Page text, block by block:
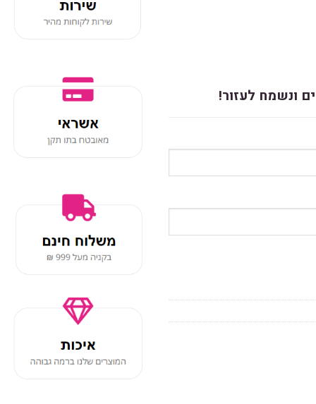
ונשמח לעזור!